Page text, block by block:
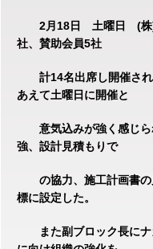
2月18日 土曜日 (株)
社、賛助会員5社
計14名出席し開催され
あえて土曜日に開催と
意気込みが強く感じら
強、設計見積もりで
の協力、施工計画書の
標に設定した。
また副ブロック長にナ